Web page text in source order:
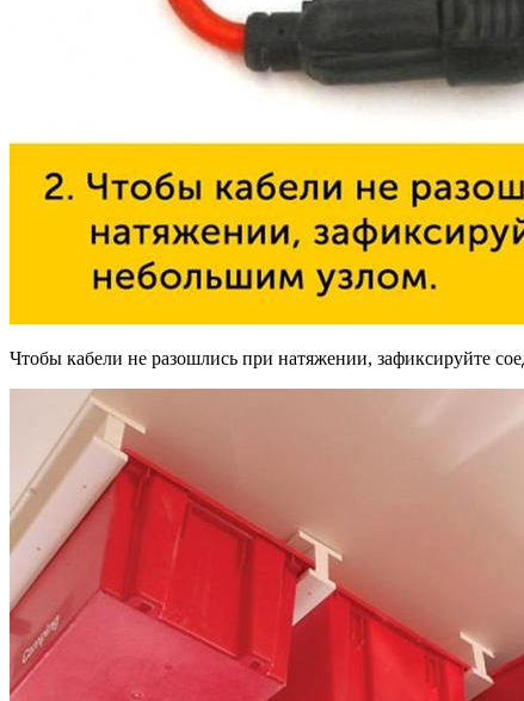
Чтобы кабели не разошлись при натяжении, зафиксируйте